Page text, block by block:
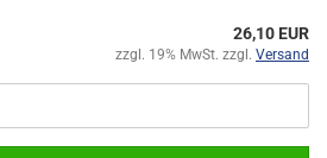
26,10 EUR
zzgl. 19% MwSt. zzgl. Versand